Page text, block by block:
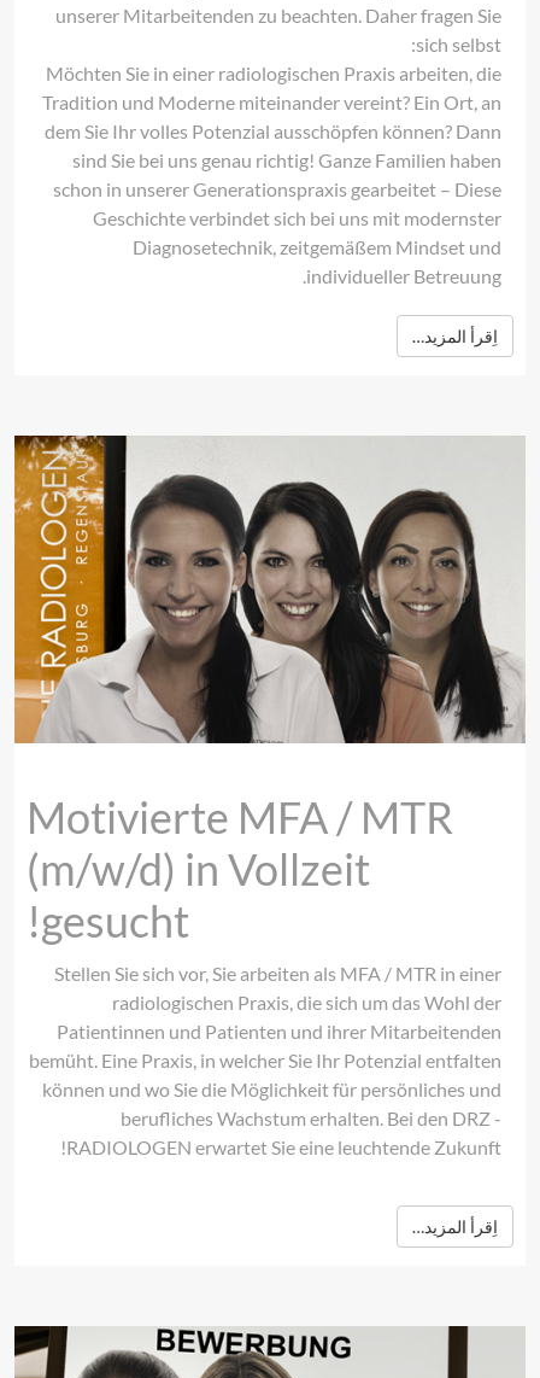
unserer Mitarbeitenden zu beachten. Daher fragen Sie
sich selbst:
Möchten Sie in einer radiologischen Praxis arbeiten, die
Tradition und Moderne miteinander vereint? Ein Ort, an
dem Sie Ihr volles Potenzial ausschöpfen können? Dann
sind Sie bei uns genau richtig! Ganze Familien haben
schon in unserer Generationspraxis gearbeitet – Diese
Geschichte verbindet sich bei uns mit modernster
Diagnosetechnik, zeitgemäßem Mindset und
individueller Betreuung.
اِقرأ المزيد…
Motivierte MFA / MTR
(m/w/d) in Vollzeit
gesucht!
Stellen Sie sich vor, Sie arbeiten als MFA / MTR in einer
radiologischen Praxis, die sich um das Wohl der
Patientinnen und Patienten und ihrer Mitarbeitenden
bemüht. Eine Praxis, in welcher Sie Ihr Potenzial entfalten
können und wo Sie die Möglichkeit für persönliches und
berufliches Wachstum erhalten. Bei den DRZ -
RADIOLOGEN erwartet Sie eine leuchtende Zukunft!
اِقرأ المزيد…